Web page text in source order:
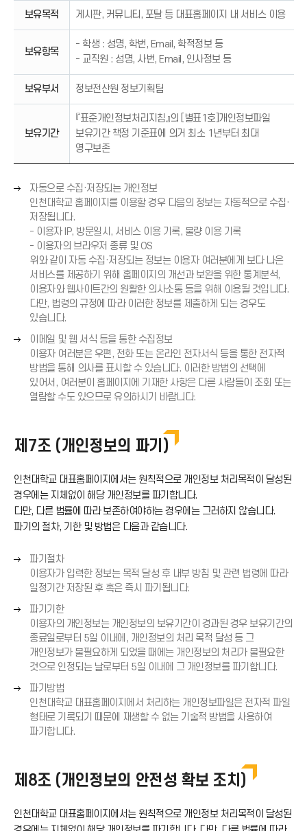
보유목적 게시판, 커뮤니티, 포탈 등 대표홈페이지 내 서비스 이용
보유항목
- 학생 : 성명, 학번, Email, 학적정보 등
- 교직원 : 성명, 사번, Email, 인사정보 등
보유부서 정보전산원 정보기획팀
보유기간
『표준개인정보처리지침』의 [별표1호]개인정보파일
보유기간 책정 기준표에 의거 최소 1년부터 최대
영구보존
오
른
쪽
화
살
표
(
→
)
자동으로 수집·저장되는 개인정보
인천대학교 홈페이지를 이용할 경우 다음의 정보는 자동적으로 수집·
저장됩니다.
- 이용자 IP, 방문일시, 서비스 이용 기록, 불량 이용 기록
- 이용자의 브라우저 종류 및 OS
위와 같이 자동 수집·저장되는 정보는 이용자 여러분에게 보다 나은
서비스를 제공하기 위해 홈페이지의 개선과 보완을 위한 통계분석,
이용자와 웹사이트간의 원활한 의사소통 등을 위해 이용될 것입니다.
다만, 법령의 규정에 따라 이러한 정보를 제출하게 되는 경우도
있습니다.
오
른
쪽
화
살
→
)
이메일 및 웹 서식 등을 통한 수집정보
이용자 여러분은 우편, 전화 또는 온라인 전자서식 등을 통한 전자적
방법을 통해 의사를 표시할 수 있습니다. 이러한 방법의 선택에
있어서, 여러분이 홈페이지에 기재한 사항은 다른 사람들이 조회 또는
열람할 수도 있으므로 유의하시기 바랍니다.
제7조 (개인정보의 파기)
인천대학교 대표홈페이지에서는 원칙적으로 개인정보 처리목적이 달성된
경우에는 지체없이 해당 개인정보를 파기합니다.
다만, 다른 법률에 따라 보존하여야하는 경우에는 그러하지 않습니다.
파기의 절차, 기한 및 방법은 다음과 같습니다.
오
른
쪽
화
살
표
(
→
)
파기절차
이용자가 입력한 정보는 목적 달성 후 내부 방침 및 관련 법령에 따라
일정기간 저장된 후 혹은 즉시 파기됩니다.
오
른
쪽
화
살
표
(
→
)
파기기한
이용자의 개인정보는 개인정보의 보유기간이 경과된 경우 보유기간의
종료일로부터 5일 이내에, 개인정보의 처리 목적 달성 등 그
개인정보가 불필요하게 되었을 때에는 개인정보의 처리가 불필요한
것으로 인정되는 날로부터 5일 이내에 그 개인정보를 파기합니다.
오
른
쪽
화
(
→
파기방법
인천대학교 대표홈페이지에서 처리하는 개인정보파일은 전자적 파일
형태로 기록되기 때문에 재생할 수 없는 기술적 방법을 사용하여
파기합니다.
제8조 (개인정보의 안전성 확보 조치)
인천대학교 대표홈페이지에서는 원칙적으로 개인정보 처리목적이 달성된